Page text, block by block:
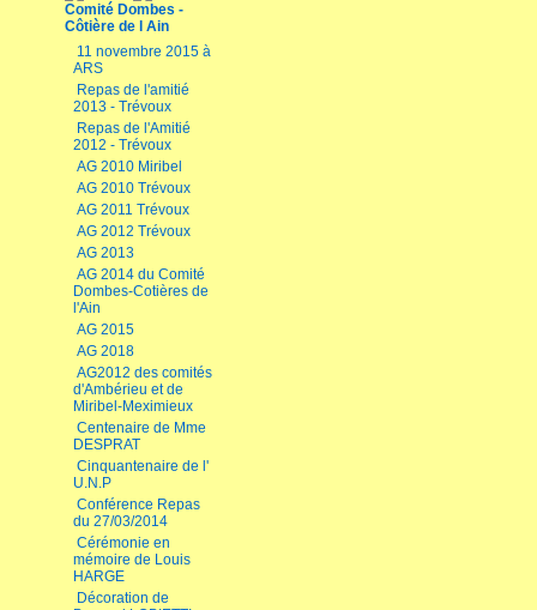
Comité Dombes -
Côtière de l Ain
11 novembre 2015 à
ARS
Repas de l'amitié
2013 - Trévoux
Repas de l'Amitié
2012 - Trévoux
AG 2010 Miribel
AG 2010 Trévoux
AG 2011 Trévoux
AG 2012 Trévoux
AG 2013
AG 2014 du Comité
Dombes-Cotières de
l'Ain
AG 2015
AG 2018
AG2012 des comités
d'Ambérieu et de
Miribel-Meximieux
Centenaire de Mme
DESPRAT
Cinquantenaire de l'
U.N.P
Conférence Repas
du 27/03/2014
Cérémonie en
mémoire de Louis
HARGE
Décoration de